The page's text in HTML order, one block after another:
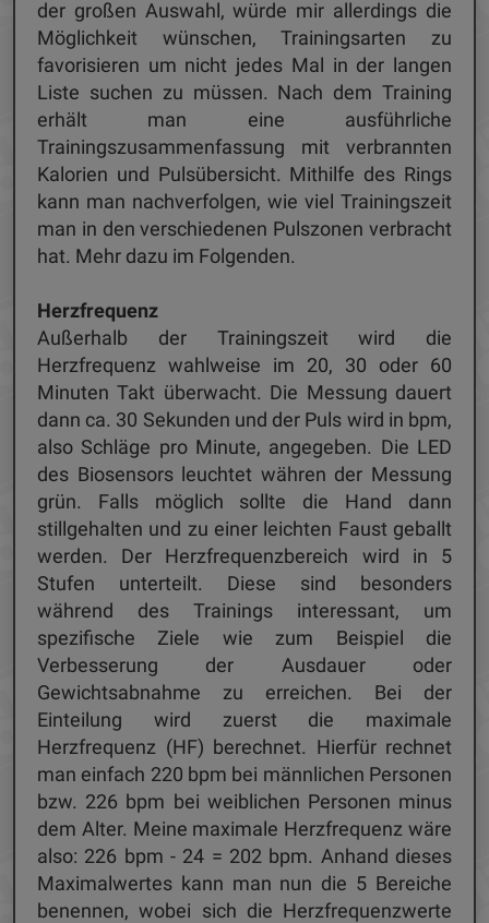
der großen Auswahl, würde mir allerdings die
Möglichkeit wünschen, Trainingsarten zu
favorisieren um nicht jedes Mal in der langen
Liste suchen zu müssen. Nach dem Training
erhält man eine ausführliche
Trainingszusammenfassung mit verbrannten
Kalorien und Pulsübersicht. Mithilfe des Rings
kann man nachverfolgen, wie viel Trainingszeit
man in den verschiedenen Pulszonen verbracht
hat. Mehr dazu im Folgenden.
Herzfrequenz
Außerhalb der Trainingszeit wird die
Herzfrequenz wahlweise im 20, 30 oder 60
Minuten Takt überwacht. Die Messung dauert
dann ca. 30 Sekunden und der Puls wird in bpm,
also Schläge pro Minute, angegeben. Die LED
des Biosensors leuchtet währen der Messung
grün. Falls möglich sollte die Hand dann
stillgehalten und zu einer leichten Faust geballt
werden. Der Herzfrequenzbereich wird in 5
Stufen unterteilt. Diese sind besonders
während des Trainings interessant, um
spezifische Ziele wie zum Beispiel die
Verbesserung der Ausdauer oder
Gewichtsabnahme zu erreichen. Bei der
Einteilung wird zuerst die maximale
Herzfrequenz (HF) berechnet. Hierfür rechnet
man einfach 220 bpm bei männlichen Personen
bzw. 226 bpm bei weiblichen Personen minus
dem Alter. Meine maximale Herzfrequenz wäre
also: 226 bpm - 24 = 202 bpm. Anhand dieses
Maximalwertes kann man nun die 5 Bereiche
benennen, wobei sich die Herzfrequenzwerte